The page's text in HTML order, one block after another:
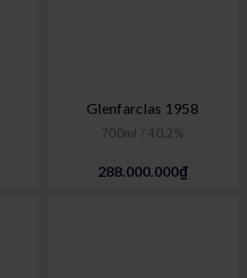
Glenfarclas 1958
700ml / 40,2%
288.000.000₫